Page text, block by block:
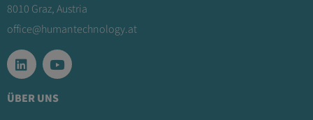
8010 Graz, Austria
office@humantechnology.at
ÜBER UNS